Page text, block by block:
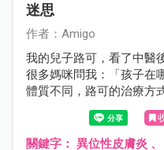
迷思
作者：Amigo
我的兒子路可，看了中醫
很多媽咪問我：「孩子在
體質不同，路可的治療方
長還是要請醫生診斷，才
關鍵字： 異位性皮膚炎 、